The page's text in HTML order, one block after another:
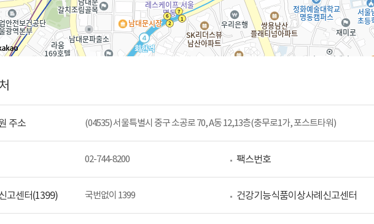
주소 (04535) 서울특별시 중구 소공로 70, A동 12,13층(충무로1가, 포스트타워)
02-744-8200 팩스번호
고센터(1399) 국번없이 1399 건강기능식품이상사례신고센터